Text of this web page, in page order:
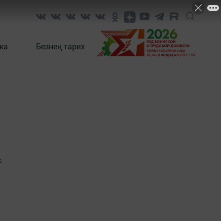
Безнең тарих